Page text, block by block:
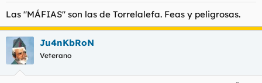
Las "MÁFIAS" son las de Torrelalefa. Feas y peligrosas.
Ju4nKbRoN
Veterano